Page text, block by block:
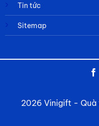
Tin tức
Sitemap
2026 Vinigift - Quà